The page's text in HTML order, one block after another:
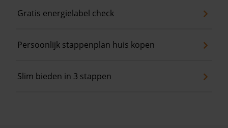
Gratis energielabel check
Persoonlijk stappenplan huis kopen
Slim bieden in 3 stappen